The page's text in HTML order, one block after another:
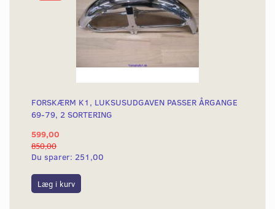
FORSKÆRM K1, LUKSUSUDGAVEN PASSER ÅRGANGE
69-79, 2 SORTERING
599,00
850,00
Du sparer: 251,00
Læg i kurv